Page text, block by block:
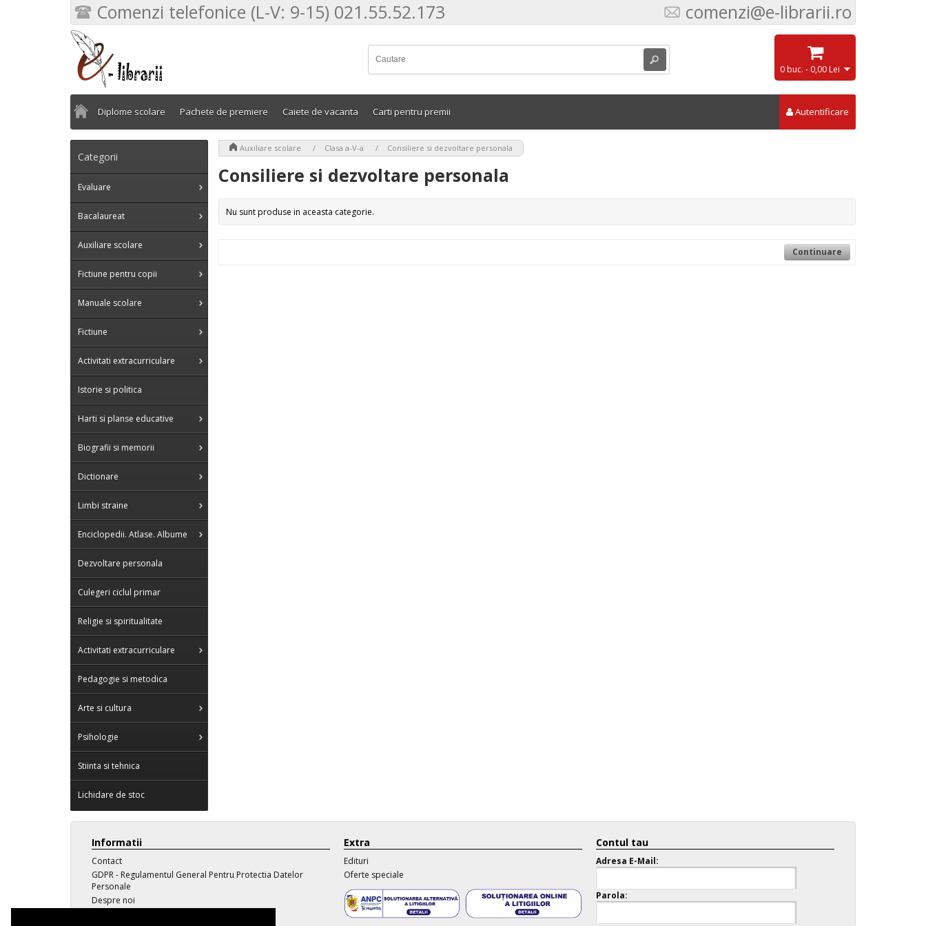
Comenzi telefonice (L-V: 9-15) 021.55.52.173 comenzi@e-librarii.ro
0 buc. - 0,00 Lei
Diplome scolare Pachete de premiere Caiete de vacanta Carti pentru premii Autentificare
Categorii
Evaluare
Bacalaureat
Auxiliare scolare
Fictiune pentru copii
Manuale scolare
Fictiune
Activitati extracurriculare
Istorie si politica
Harti si planse educative
Biografii si memorii
Dictionare
Limbi straine
Enciclopedii. Atlase. Albume
Dezvoltare personala
Culegeri ciclul primar
Religie si spiritualitate
Activitati extracurriculare
Pedagogie si metodica
Arte si cultura
Psihologie
Stiinta si tehnica
Lichidare de stoc
Auxiliare scolare Clasa a-V-a Consiliere si dezvoltare personala
Consiliere si dezvoltare personala
Nu sunt produse in aceasta categorie.
Continuare
Informatii
Contact
GDPR - Regulamentul General Pentru Protectia Datelor
Personale
Despre noi
Extra
Edituri
Oferte speciale
Contul tau
Adresa E-Mail:
Parola: